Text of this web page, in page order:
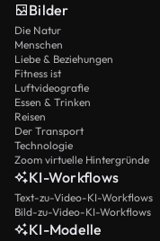
Bilder
Die Natur
Menschen
Liebe & Beziehungen
Fitness ist
Luftvideografie
Essen & Trinken
Reisen
Der Transport
Technologie
Zoom virtuelle Hintergründe
KI-Workflows
Text-zu-Video-KI-Workflows
Bild-zu-Video-KI-Workflows
KI-Modelle